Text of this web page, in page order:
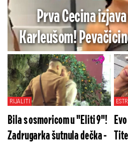
Prva Cecina
Karleušom!
aerodromom
RIJALITI
Bila s osmoricom u "Eliti 9"!
Zadrugarka šutnula dečka -